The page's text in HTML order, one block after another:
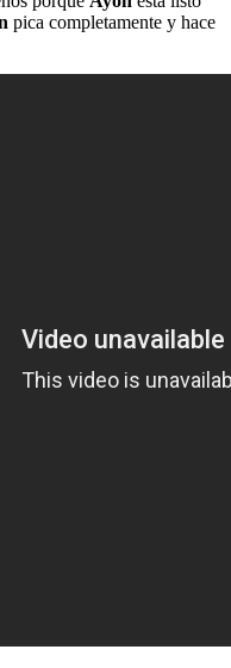
pica completamente y hace